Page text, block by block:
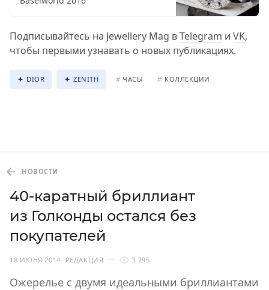
Подписывайтесь на Jewellery Mag вTelegram и VK,
чтобы первыми узнавать о новых публикациях.
DIOR ZENITH # ЧАСЫ # КОЛЛЕКЦИИ
НОВОСТИ
40-каратный бриллиант
из Голконды остался без
покупателей
18 ИЮНЯ 2014 РЕДАКЦИЯ 3 295
Ожерелье с двумя идеальными бриллиантами